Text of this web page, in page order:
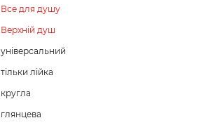
Все для душу
Верхній душ
універсальний
тільки лійка
кругла
глянцева